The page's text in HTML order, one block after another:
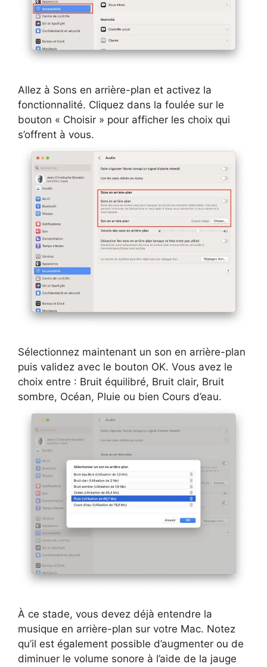
Allez à Sons en arrière-plan et activez la
fonctionnalité. Cliquez dans la foulée sur le
bouton « Choisir » pour afficher les choix qui
s’offrent à vous.
Sélectionnez maintenant un son en arrière-plan
puis validez avec le bouton OK. Vous avez le
choix entre : Bruit équilibré, Bruit clair, Bruit
sombre, Océan, Pluie ou bien Cours d’eau.
À ce stade, vous devez déjà entendre la
musique en arrière-plan sur votre Mac. Notez
qu’il est également possible d’augmenter ou de
diminuer le volume sonore à l’aide de la jauge